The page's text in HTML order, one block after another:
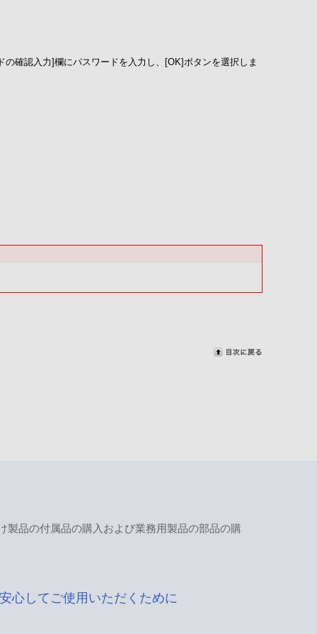
確認入力]欄にパスワードを入力し、[OK]ボタンを選択しま
製品の付属品の購入および業務用製品の部品の購
心してご使用いただくために